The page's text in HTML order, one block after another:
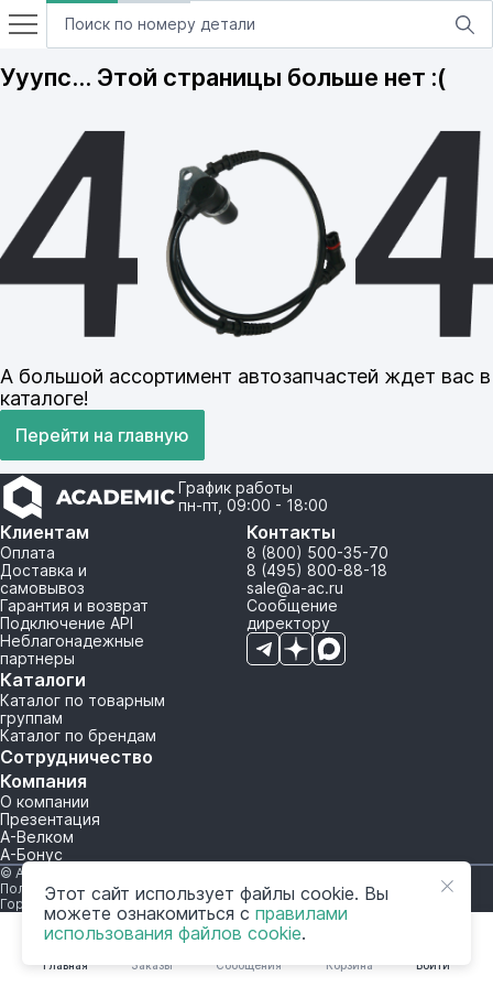
Главная Войти
Заказы Сообщения Корзина
Ууупс… Этой страницы больше нет :(
А большой ассортимент автозапчастей ждет вас в
каталоге!
Перейти на главную
График работы
пн-пт, 09:00 - 18:00
Клиентам
Оплата
Доставка и
самовывоз
Гарантия и возврат
Подключение API
Неблагонадежные
партнеры
Каталоги
Каталог по товарным
группам
Каталог по брендам
Сотрудничество
Компания
О компании
Презентация
А-Велком
А-Бонус
Контакты
8 (800) 500-35-70
8 (495) 800-88-18
sale@a-ac.ru
Сообщение
директору
© A-AC.RU 2015-2026. Все права защищены.
Политика обработки персональных данных
Горячая линия корпоративного регулирования и контроля
Этот сайт использует файлы cookie. Вы
можете ознакомиться с правилами
использования файлов cookie.